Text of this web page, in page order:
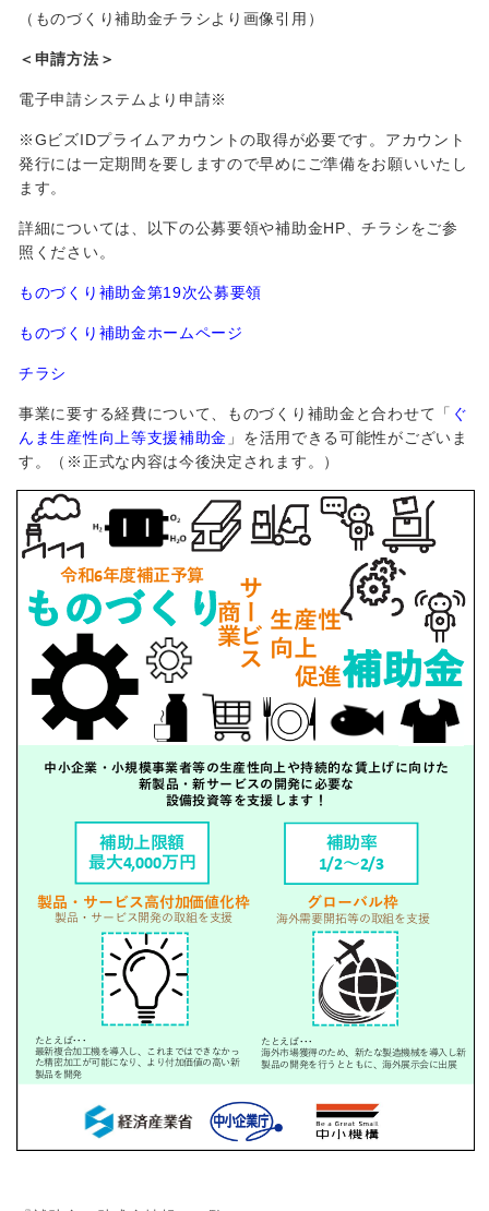
（ものづくり補助金チラシより画像引用）
＜申請方法＞
電子申請システムより申請※
※GビズIDプライムアカウントの取得が必要です。アカウント
発行には一定期間を要しますので早めにご準備をお願いいたし
ます。
詳細については、以下の公募要領や補助金HP、チラシをご参
照ください。
ものづくり補助金第19次公募要領
ものづくり補助金ホームページ
チラシ
事業に要する経費について、ものづくり補助金と合わせて「 ぐ
んま生産性向上等支援補助金 」を活用できる可能性がございま
す。（※正式な内容は今後決定されます。）